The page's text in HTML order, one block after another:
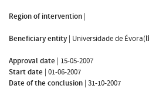
Region of intervention |
Beneficiary entity| Universidade de Évora(
Approval date | 15-05-2007
Start date | 01-06-2007
Date of the conclusion | 31-10-2007